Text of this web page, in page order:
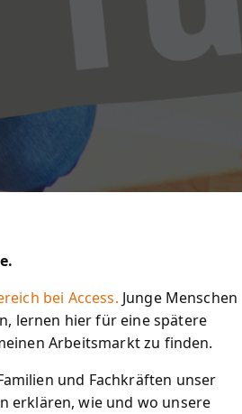
bei Access. Junge Menschen
lernen hier für eine spätere
Arbeitsmarkt zu finden.
und Fachkräften unser
erklären, wie und wo unsere